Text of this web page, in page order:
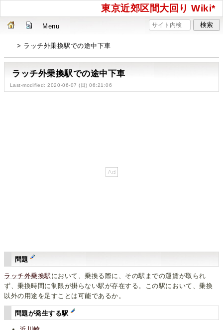
東京近郊区間大回り Wiki*
Menu
> ラッチ外乗換駅での途中下車
ラッチ外乗換駅での途中下車
Last-modified: 2020-06-07 (日) 06:21:06
問題
ラッチ外乗換駅 において、乗換る際に、その駅までの運賃が取られ
ず、乗換時間に制限が掛らない駅が存在する。この駅において、乗換
以外の用途を足すことは可能であるか。
問題が発生する駅